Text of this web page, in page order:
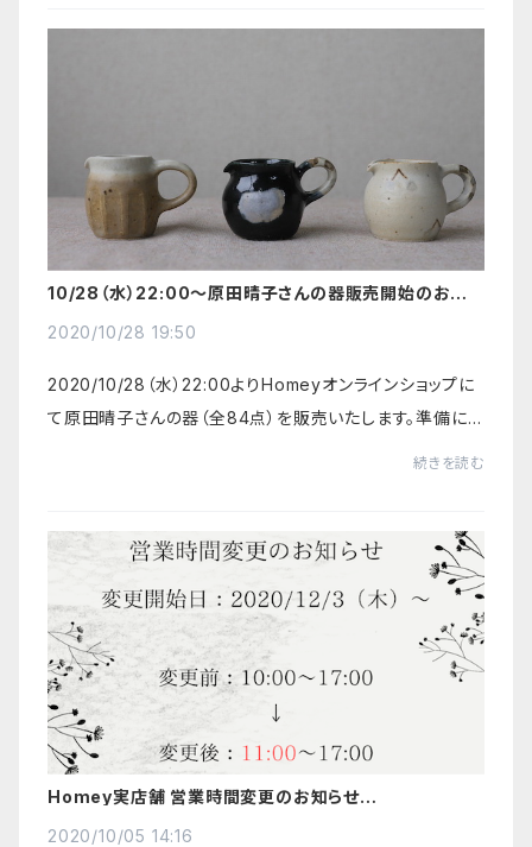
10/28（水）22:00〜原田晴子さんの器販売開始のお知ら
2020/10/28 19:50
2020/10/28（水）22:00よりHomeyオンラインショップに
て原田晴子さんの器（全84点）を販売いたします。準備に
続きを読む
Homey実店舗 営業時間変更のお知らせ
2020/10/05 14:16